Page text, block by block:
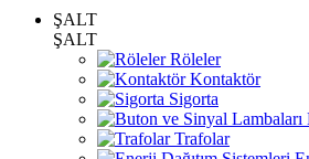
ŞALT
ŞALT
Röleler
Kontaktör
Sigorta
Trafolar